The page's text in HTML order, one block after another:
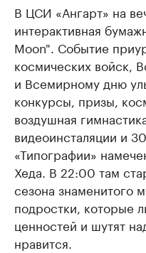
В ЦСИ «Ангарт» на
интерактивная
Moon". Событие
космических войск,
и Всемирному дню
конкурсы, призы,
воздушная
видеоинсталяции и
«Типографии»
Хеда. В 22:00 там
сезона знаменитого
подростки, которые
ценностей и шутят
нравится.